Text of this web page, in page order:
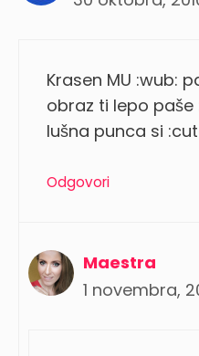
Krasen MU :wub:
obraz ti lepo
lušna punca si
Odgovori
Maestra
1 novembra,